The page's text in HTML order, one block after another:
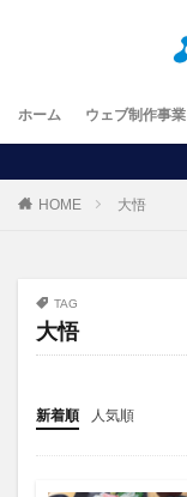
ホーム ウェブ制作事業
HOME 大悟
TAG
大悟
新着順 人気順